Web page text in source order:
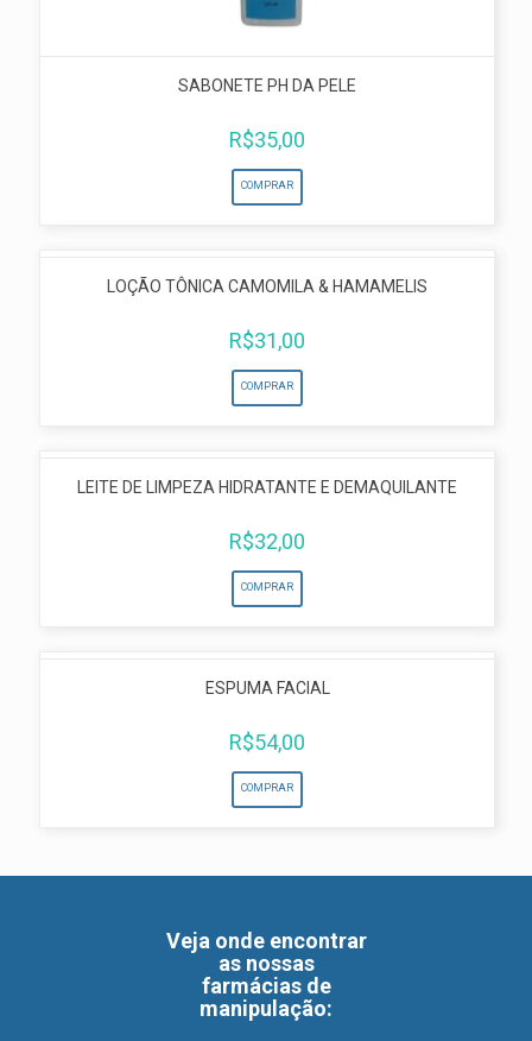
SABONETE PH DA PELE
R$35,00
COMPRAR
LOÇÃO TÔNICA CAMOMILA & HAMAMELIS
R$31,00
COMPRAR
LEITE DE LIMPEZA HIDRATANTE E DEMAQUILANTE
R$32,00
COMPRAR
ESPUMA FACIAL
R$54,00
COMPRAR
Veja onde encontrar
as nossas
farmácias de
manipulação: